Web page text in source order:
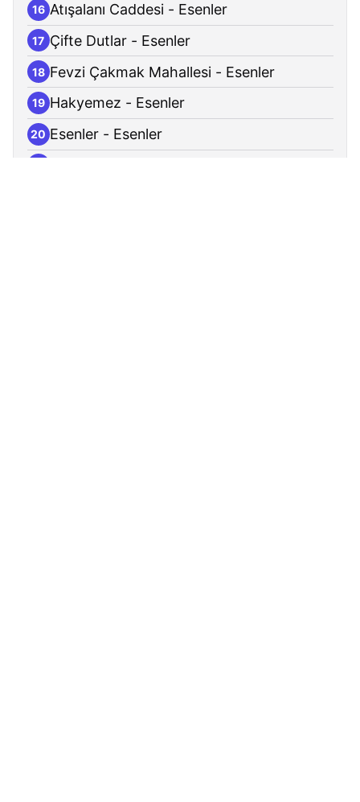
16 Atışalanı Caddesi - Esenler
17 Çifte Dutlar - Esenler
18 Fevzi Çakmak Mahallesi - Esenler
19 Hakyemez - Esenler
20 Esenler - Esenler